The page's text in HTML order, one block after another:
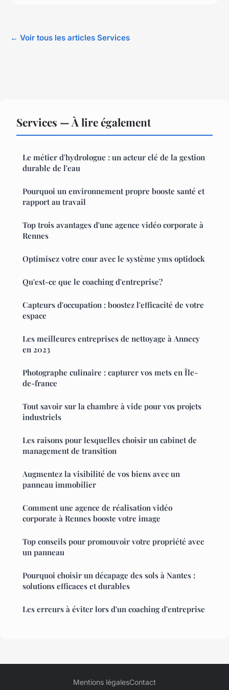
← Voir tous les articles Services
Services — À lire également
Le métier d'hydrologue : un acteur clé de la gestion
durable de l'eau
Pourquoi un environnement propre booste santé et
rapport au travail
Top trois avantages d'une agence vidéo corporate à
Rennes
Optimisez votre cour avec le système yms optidock
Qu'est-ce que le coaching d'entreprise?
Capteurs d'occupation : boostez l'efficacité de votre
espace
Les meilleures entreprises de nettoyage à Annecy
en 2023
Photographe culinaire : capturer vos mets en Île-
de-france
Tout savoir sur la chambre à vide pour vos projets
industriels
Les raisons pour lesquelles choisir un cabinet de
management de transition
Augmentez la visibilité de vos biens avec un
panneau immobilier
Comment une agence de réalisation vidéo
corporate à Rennes booste votre image
Top conseils pour promouvoir votre propriété avec
un panneau
Pourquoi choisir un décapage des sols à Nantes :
solutions efficaces et durables
Les erreurs à éviter lors d'un coaching d'entreprise
Mentions légalesContact